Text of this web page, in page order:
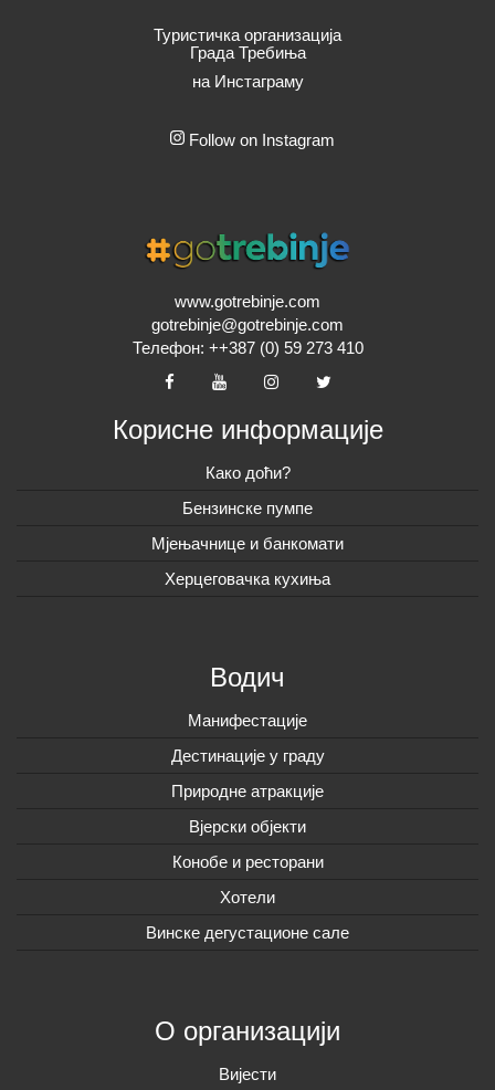
Туристичка организација
Града Требиња
на Инстаграму
Follow on Instagram
www.gotrebinje.com
gotrebinje@gotrebinje.com
Телефон: ++387 (0) 59 273 410
Корисне информације
Како доћи?
Бензинске пумпе
Мјењачнице и банкомати
Херцеговачка кухиња
Водич
Манифестације
Дестинације у граду
Природне атракције
Вјерски објекти
Конобе и ресторани
Хотели
Винске дегустационе сале
О организацији
Вијeсти